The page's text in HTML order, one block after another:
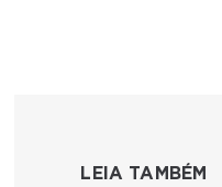
LEIA TAMBÉM